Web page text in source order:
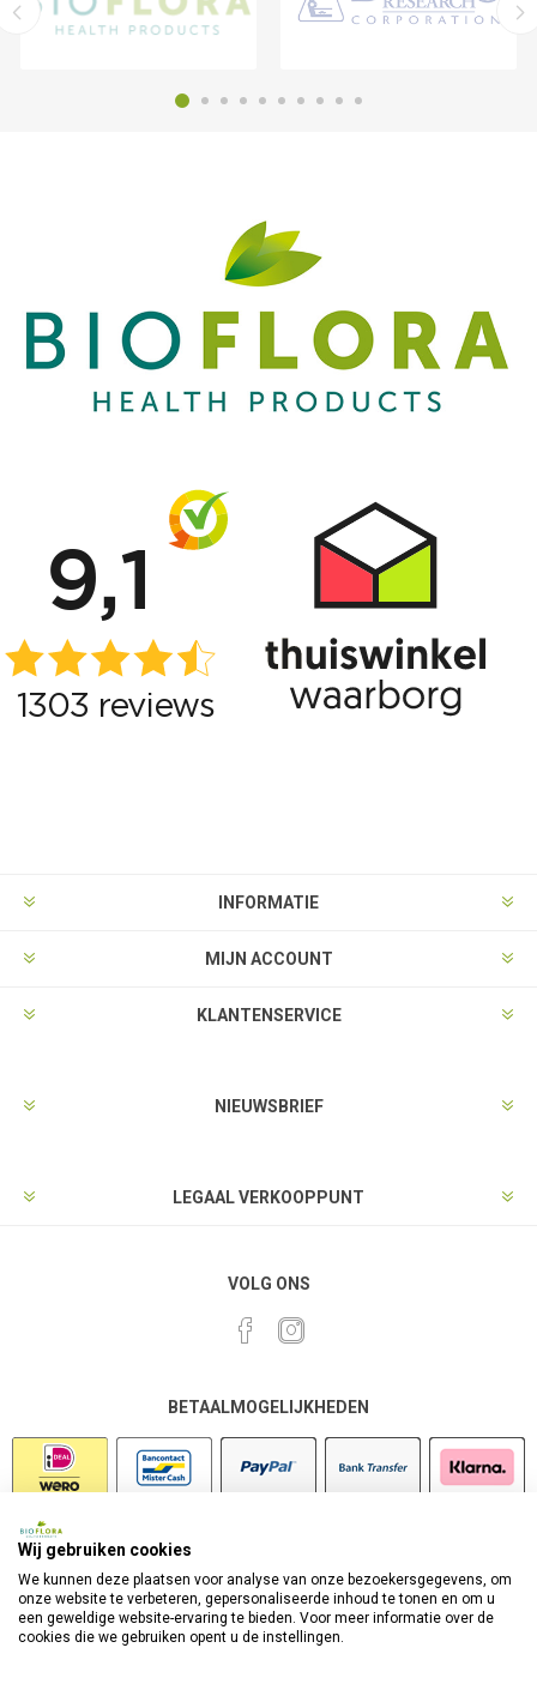
INFORMATIE
MIJN ACCOUNT
KLANTENSERVICE
NIEUWSBRIEF
LEGAAL VERKOOPPUNT
VOLG ONS
BETAALMOGELIJKHEDEN
Wij gebruiken cookies
We kunnen deze plaatsen voor analyse van onze bezoekersgegevens, om
onze website te verbeteren, gepersonaliseerde inhoud te tonen en om u
een geweldige website-ervaring te bieden. Voor meer informatie over de
cookies die we gebruiken opent u de instellingen.